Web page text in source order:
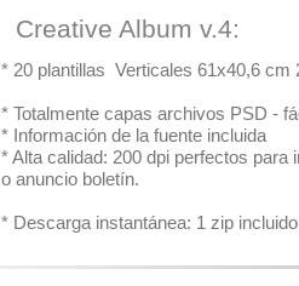
  Creative Album v.4:
* 20 plantillas  Verticales 61x40,6 cm
* Totalmente capas archivos PSD -
* Información de la fuente incluida
* Alta calidad: 200 dpi perfectos
o anuncio boletín.
* Descarga instantánea: 1 zip incluido